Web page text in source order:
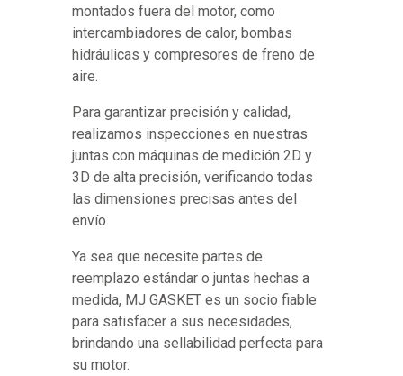
montados fuera del motor, como
intercambiadores de calor, bombas
hidráulicas y compresores de freno de
aire.
Para garantizar precisión y calidad,
realizamos inspecciones en nuestras
juntas con máquinas de medición 2D y
3D de alta precisión, verificando todas
las dimensiones precisas antes del
envío.
Ya sea que necesite partes de
reemplazo estándar o juntas hechas a
medida, MJ GASKET es un socio fiable
para satisfacer a sus necesidades,
brindando una sellabilidad perfecta para
su motor.